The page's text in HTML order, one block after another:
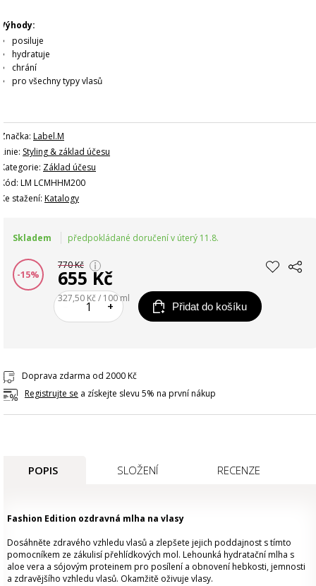
Výhody:
posiluje
hydratuje
chrání
pro všechny typy vlasů
Značka: Label.M
Linie: Styling & základ účesu
Kategorie: Základ účesu
Kód: LM LCMHHM200
Ke stažení: Katalogy
Skladem předpokládané doručení v úterý 11.8.
-15%
770 Kč
655 Kč
327,50 Kč / 100 ml
+ Přidat do košíku
Doprava zdarma od 2000 Kč
Registrujte se a získejte slevu 5% na první nákup
POPIS SLOŽENÍ RECENZE
Fashion Edition ozdravná mlha na vlasy
Dosáhněte zdravého vzhledu vlasů a zlepšete jejich poddajnost s tímto
pomocníkem ze zákulisí přehlídkových mol. Lehounká hydratační mlha s
aloe vera a sójovým proteinem pro posílení a obnovení hebkosti, jemnosti
a zdravějšího vzhledu vlasů. Okamžitě oživuje vlasy.